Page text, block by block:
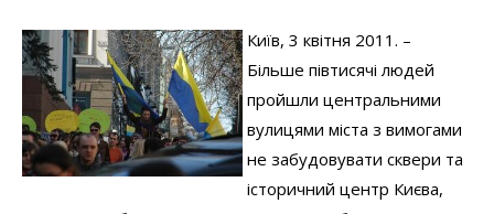
Київ, 3 квітня 2011. –
Більше півтисячі людей
пройшли центральними
вулицями міста з вимогами
не забудовувати сквери та
історичний центр Києва,